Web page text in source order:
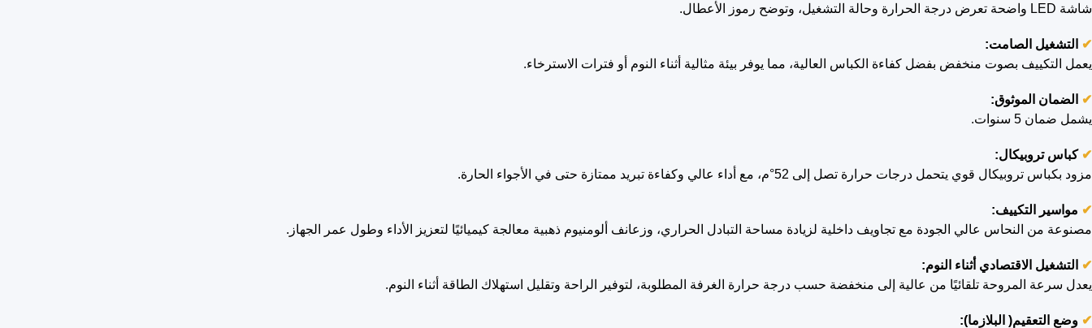
شاشة LED واضحة تعرض درجة الحرارة وحالة التشغيل، وتوضح رموز الأعطال.
✔
التشغيل الصامت:
يعمل التكييف بصوت منخفض بفضل كفاءة الكباس العالية، مما يوفر بيئة مثالية أثناء النوم أو فترات الاسترخاء.
✔
لضمان الموثوق:
يشمل ضمان 5 سنوات.
✔ كباس تروبيكال:
مزود بكباس تروبيكال قوي يتحمل درجات حرارة تصل إلى 52°م، مع أداء عالي وكفاءة تبريد ممتازة حتى في الأجواء الحارة.
✔ مواسير التكييف:
مصنوعة من النحاس عالي الجودة مع تجاويف داخلية لزيادة مساحة التبادل الحراري، وزعانف ألومنيوم ذهبية معالجة كيميائيًا لتعزيز الأداء وطول عمر الجهاز.
✔
التشغيل الاقتصادي أثناء النوم:
يعدل سرعة المروحة تلقائيًا من عالية إلى منخفضة حسب درجة حرارة الغرفة المطلوبة، لتوفير الراحة وتقليل استهلاك الطاقة أثناء النوم.
✔ وضع التعقيم( البلازما):